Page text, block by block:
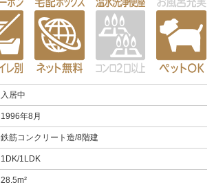
入居中
1996年8月
鉄筋コンクリート造/8階建
1DK/1LDK
28.5m²